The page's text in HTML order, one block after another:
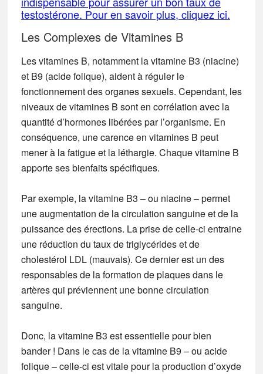
testostérone. Pour en savoir plus, cliquez ici.
Les Complexes de Vitamines B
Les vitamines B, notamment la vitamine B3 (niacine)
et B9 (acide folique), aident à réguler le
fonctionnement des organes sexuels. Cependant, les
niveaux de vitamines B sont en corrélation avec la
quantité d’hormones libérées par l’organisme. En
conséquence, une carence en vitamines B peut
mener à la fatigue et la léthargie. Chaque vitamine B
apporte ses bienfaits spécifiques.
Par exemple, la vitamine B3 – ou niacine – permet
une augmentation de la circulation sanguine et de la
puissance des érections. La prise de celle-ci entraine
une réduction du taux de triglycérides et de
cholestérol LDL (mauvais). Ce dernier est un des
responsables de la formation de plaques dans le
artères qui préviennent une bonne circulation
sanguine.
Donc, la vitamine B3 est essentielle pour bien
bander ! Dans le cas de la vitamine B9 – ou acide
folique – celle-ci est vitale pour la production d’oxyde